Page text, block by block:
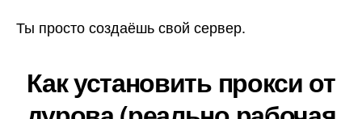
Ты просто создаёшь свой сервер.
Как установить прокси от